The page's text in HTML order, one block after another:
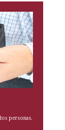
personas.